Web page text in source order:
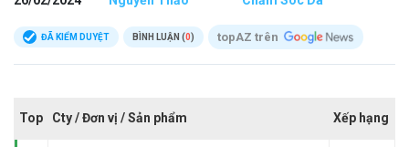
ĐÃ KIỂM DUYỆT BÌNH LUẬN (0) topAZ trên
Top Cty / Đơn vị / Sản phẩm Xếp hạng